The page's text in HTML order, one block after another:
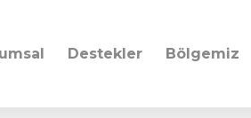
Destekler Bölgemiz